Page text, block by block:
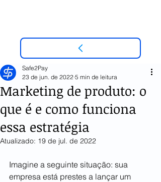
Marketing de produto: o
que é e como funciona
essa estratégia
Safe2Pay
23 de jun. de 2022 5 min de leitura
Atualizado: 19 de jul. de 2022
Imagine a seguinte situação: sua
empresa está prestes a lançar um